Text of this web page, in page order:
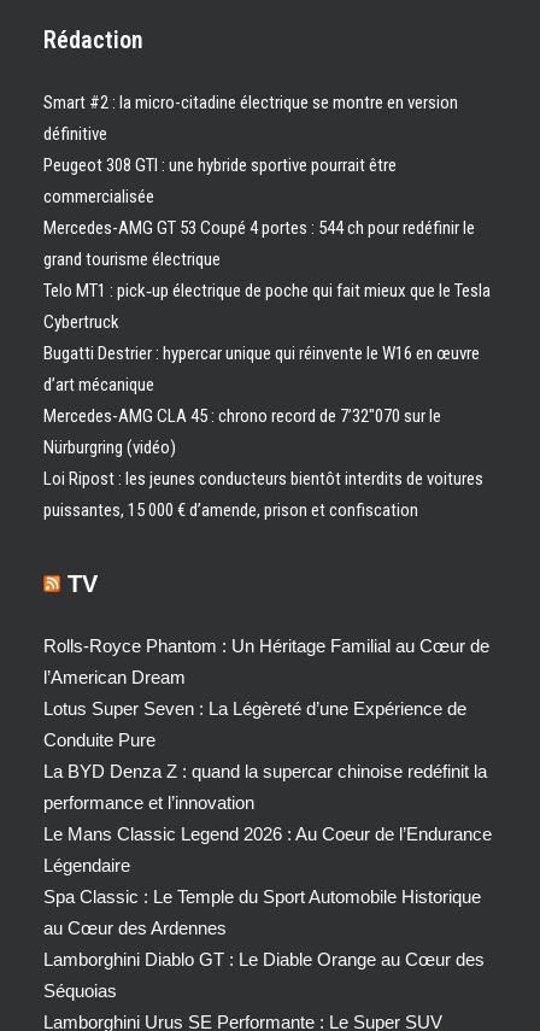
Rédaction
Smart #2 : la micro-citadine électrique se montre en version
définitive
Peugeot 308 GTI : une hybride sportive pourrait être
commercialisée
Mercedes-AMG GT 53 Coupé 4 portes : 544 ch pour redéfinir le
grand tourisme électrique
Telo MT1 : pick‑up électrique de poche qui fait mieux que le Tesla
Cybertruck
Bugatti Destrier : hypercar unique qui réinvente le W16 en œuvre
d’art mécanique
Mercedes-AMG CLA 45 : chrono record de 7’32″070 sur le
Nürburgring (vidéo)
Loi Ripost : les jeunes conducteurs bientôt interdits de voitures
puissantes, 15 000 € d’amende, prison et confiscation
TV
Rolls-Royce Phantom : Un Héritage Familial au Cœur de
l’American Dream
Lotus Super Seven : La Légèreté d’une Expérience de
Conduite Pure
La BYD Denza Z : quand la supercar chinoise redéfinit la
performance et l’innovation
Le Mans Classic Legend 2026 : Au Coeur de l’Endurance
Légendaire
Spa Classic : Le Temple du Sport Automobile Historique
au Cœur des Ardennes
Lamborghini Diablo GT : Le Diable Orange au Cœur des
Séquoias
Lamborghini Urus SE Performante : Le Super SUV